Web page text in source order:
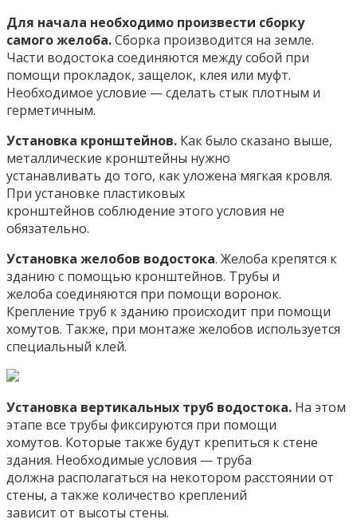
Для начала необходимо произвести сборку
самого желоба.Сборка производится на земле.
Части водостока соединяются между собой при
помощи прокладок, защелок, клея или муфт.
Необходимое условие — сделать стык плотным и
герметичным.
Установка кронштейнов. Как было сказано выше,
металлические кронштейны нужно
устанавливать до того, как уложена мягкая кровля.
При установке пластиковых
кронштейнов соблюдение этого условия не
обязательно.
Установка желобов водостока. Желоба крепятся к
зданию с помощью кронштейнов. Трубы и
желоба соединяются при помощи воронок.
Крепление труб к зданию происходит при помощи
хомутов. Также, при монтаже желобов используется
специальный клей.
Установка вертикальных труб водостока. На этом
этапе все трубы фиксируются при помощи
хомутов. Которые также будут крепиться к стене
здания. Необходимые условия — труба
должна располагаться на некотором расстоянии от
стены, а также количество креплений
зависит от высоты стены.